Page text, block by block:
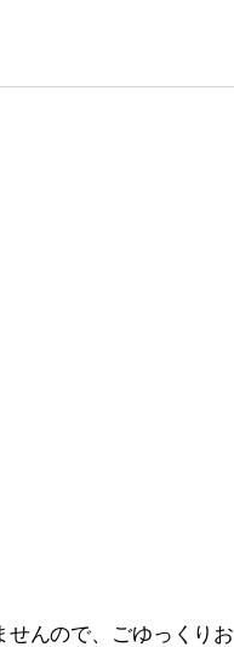
んので、ごゆっくりお